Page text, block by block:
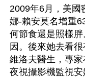
2009年6月，美國
娜-賴安莫名增重
何節食還是照樣
因。後來她去看
維洛夫醫生，專
夜視攝影機監視